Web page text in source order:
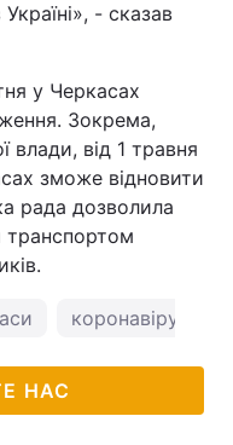
- сказав
у Черкасах
Зокрема,
влади, від 1 травня
зможе відновити
рада дозволила
транспортом
коронавірус в
НАС